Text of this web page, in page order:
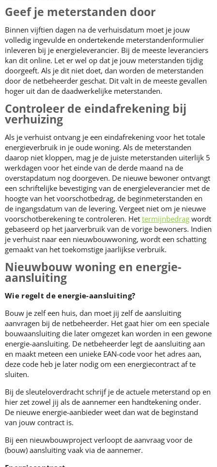
Geef je meterstanden door
Binnen vijftien dagen na de verhuisdatum moet je jouw
volledig ingevulde en ondertekende meterstandenformulier
inleveren bij je energieleverancier. Bij de meeste leveranciers
kan dit online. Let er wel op dat je jouw meterstanden tijdig
doorgeeft. Als je dit niet doet, dan worden de meterstanden
door de netbeheerder geschat. Dit valt in de meeste gevallen
hoger uit dan de daadwerkelijke meterstanden.
Controleer de eindafrekening bij
verhuizing
Als je verhuist ontvang je een eindafrekening voor het totale
energieverbruik in je oude woning. Als de meterstanden
daarop niet kloppen, mag je de juiste meterstanden uiterlijk 5
werkdagen voor het einde van de derde maand na de
overstapdatum nog doorgeven. De nieuwe bewoner ontvangt
een schriftelijke bevestiging van de energieleverancier met de
hoogte van het voorschotbedrag, de beginmeterstanden en
de ingangsdatum van de levering. Vergeet niet om je nieuwe
voorschotberekening te controleren. Het termijnbedrag wordt
gebaseerd op het jaarverbruik van de vorige bewoners. Indien
je verhuist naar een nieuwbouwwoning, wordt een schatting
gemaakt van het toekomstige jaarlijkse verbruik.
Nieuwbouw woning en energie-
aansluiting
Wie regelt de energie-aansluiting?
Bouw je zelf een huis, dan moet jij zelf de aansluiting
aanvragen bij de netbeheerder. Het gaat hier om een speciale
bouwaansluiting die later omgezet kan worden in een gewone
energie-aansluiting. De netbeheerder legt de aansluiting aan
en maakt meteen een unieke EAN-code voor het adres aan,
deze code heb je later nodig om een energiecontract af te
sluiten.
Bij de sleuteloverdracht schrijf je de actuele meterstand op en
hier zet zowel jij als de aannemer een handtekening onder.
De nieuwe energie-aanbieder weet dan wat de beginstand
van jouw contract is.
Bij een nieuwbouwproject verloopt de aanvraag voor de
(bouw) aansluiting vaak via de aannemer.